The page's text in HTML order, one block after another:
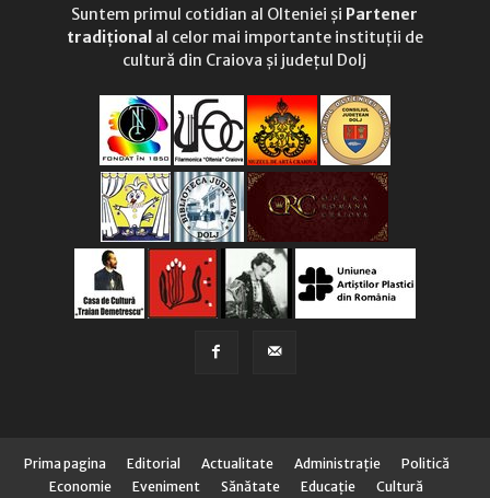
Suntem primul cotidian al Olteniei și Partener
tradițional al celor mai importante instituții de
cultură din Craiova și județul Dolj
Prima pagina Editorial Actualitate Administraţie
Politică
Economie
Eveniment Sănătate Educaţie Cultură